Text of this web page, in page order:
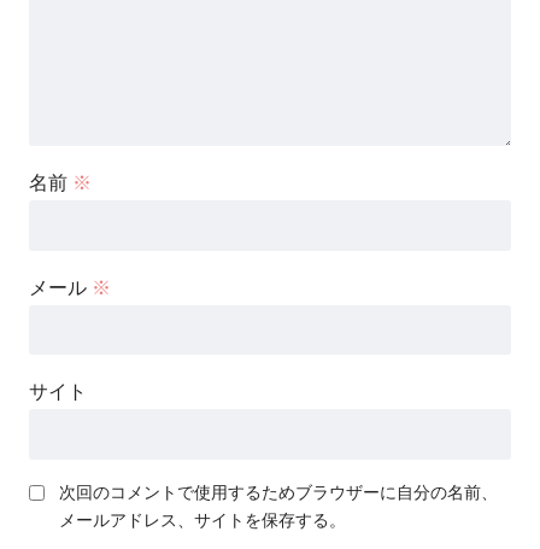
名前 ※
メール ※
サイト
次回のコメントで使用するためブラウザーに自分の名前、
メールアドレス、サイトを保存する。